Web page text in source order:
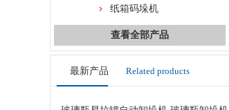
纸箱码垛机
查看全部产品
最新产品 Related products